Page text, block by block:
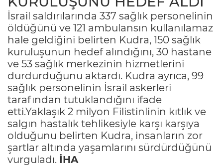
İsrail saldırılarında 337 sağlık personelinin
öldüğünü ve 121 ambulansın kullanılamaz
hale geldiğini belirten Kudra, 150 sağlık
kuruluşunun hedef alındığını, 30 hastane
ve 53 sağlık merkezinin hizmetlerini
durdurduğunu aktardı. Kudra ayrıca, 99
sağlık personelinin İsrail askerleri
tarafından tutuklandığını ifade
etti.Yaklaşık 2 milyon Filistinlinin kıtlık ve
salgın hastalık tehlikesiyle karşı karşıya
olduğunu belirten Kudra, insanların zor
şartlar altında yaşamlarını sürdürdüğünü
vurguladı. İHA